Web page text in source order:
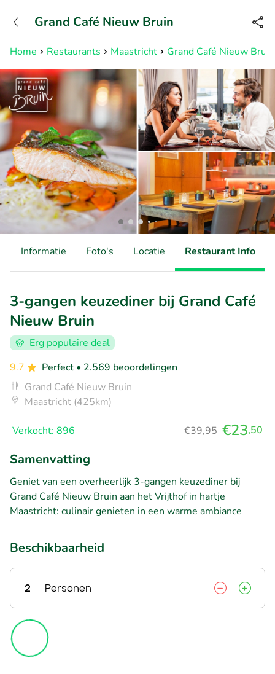
Bereikbaar tot 23:00 uur
Home Restaurants Maastricht Grand Café Nieuw Bruin
Grand Café Nieuw Bruin
Informatie Foto's Locatie Restaurant Info
3-gangen keuzediner bij Grand Café
Nieuw Bruin
Erg populaire deal
9.7
Perfect • 2.569 beoordelingen
Grand Café Nieuw Bruin
Maastricht (425km)
Verkocht: 896 €39,95 €23,50
Samenvatting
Geniet van een overheerlijk 3-gangen keuzediner bij
Grand Café Nieuw Bruin aan het Vrijthof in hartje
Maastricht: culinair genieten in een warme ambiance
Beschikbaarheid
2 Personen